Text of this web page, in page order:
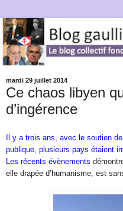
mardi 29 juillet 2014
Ce chaos libyen
d’ingérence
Il y a trois ans, avec le soutien
publique, plusieurs pays étaient
Les récents évènements
elle drapée d’humanisme, est